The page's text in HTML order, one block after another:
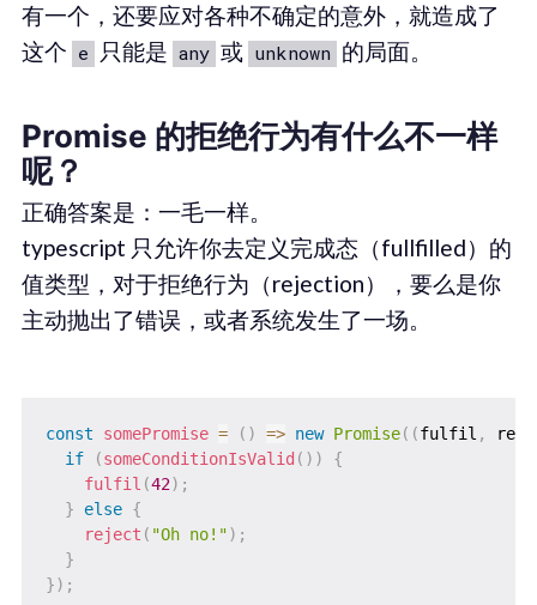
有一个，还要应对各种不确定的意外，就造成了
这个 e 只能是 any 或 unknown 的局面。
Promise 的拒绝行为有什么不一样
呢？
正确答案是：一毛一样。
typescript 只允许你去定义完成态（fullfilled）的
值类型，对于拒绝行为（rejection），要么是你
主动抛出了错误，或者系统发生了一场。
const somePromise = ( ) => new Promise( (fulfil ,
if
(someConditionIsValid ( ) )
{
fulfil (42) ;
}
else {
reject ( "Oh no!") ;
}
}) ;